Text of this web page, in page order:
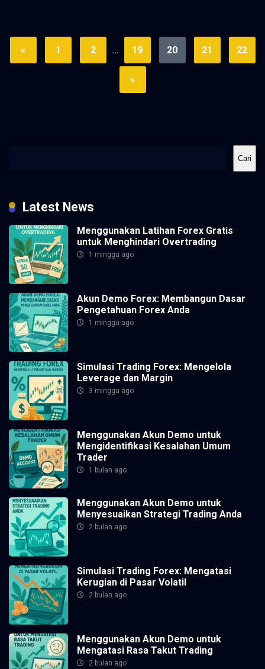
« 1 2 … 19 20 21 22
»
Cari
Latest News
Menggunakan Latihan Forex Gratis
untuk Menghindari Overtrading
1 minggu ago
Akun Demo Forex: Membangun Dasar
Pengetahuan Forex Anda
1 minggu ago
Simulasi Trading Forex: Mengelola
Leverage dan Margin
3 minggu ago
Menggunakan Akun Demo untuk
Mengidentifikasi Kesalahan Umum
Trader
1 bulan ago
Menggunakan Akun Demo untuk
Menyesuaikan Strategi Trading Anda
2 bulan ago
Simulasi Trading Forex: Mengatasi
Kerugian di Pasar Volatil
2 bulan ago
Menggunakan Akun Demo untuk
Mengatasi Rasa Takut Trading
2 bulan ago